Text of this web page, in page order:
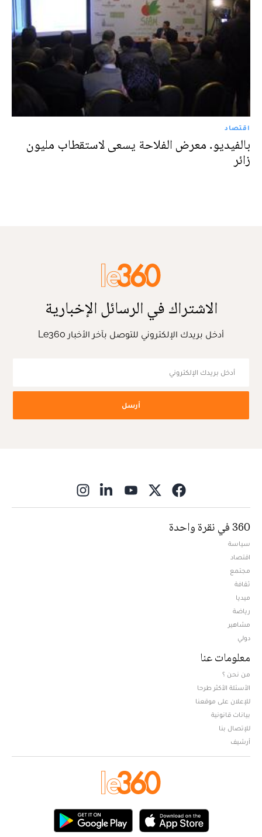
اقتصاد
بالفيديو. معرض الفلاحة يسعى لاستقطاب مليون
زائر
الاشتراك في الرسائل الإخبارية
أدخل بريدك الإلكتروني للتوصل بآخر الأخبار Le360
أرسل
360 في نقرة واحدة
سياسة
اقتصاد
مجتمع
ثقافة
ميديا
رياضة
مشاهير
دولي
معلومات عنا
من نحن ؟
الأسئلة الأكثر طرحا
للإعلان على موقعنا
بيانات قانونية
للإتصال بنا
أرشيف